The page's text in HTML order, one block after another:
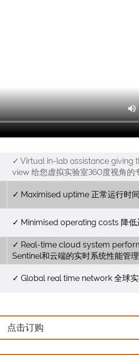
✓ Virtual in-lab assistance
view 给您虚拟实验室360度视角的
✓ Maximised uptime 正常运行时
✓ Minimised operating costs 降低
✓ Real-time cloud system
Sentinel和云端的实时系统性能管理
✓ Global real time network 全球
点击订购